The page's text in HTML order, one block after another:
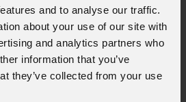
and to analyse our traffic.
about your use of our site with
and analytics partners who
information that you’ve
they’ve collected from your use